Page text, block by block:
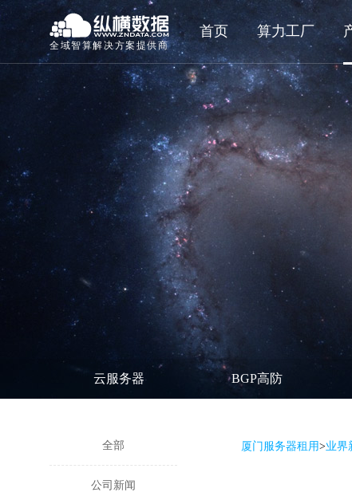
全域智算解决方案提供商
首页 算力工厂
云服务器 BGP高防
全部
公司新闻
厦门服务器租用>业界